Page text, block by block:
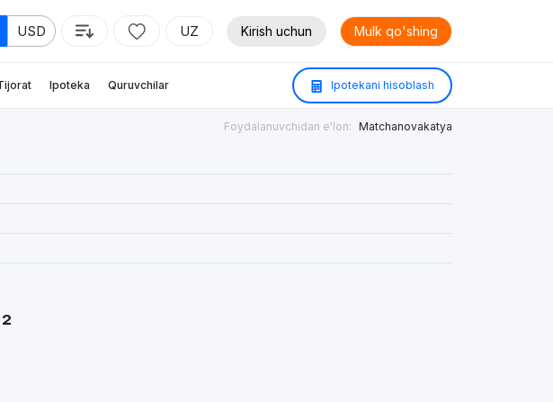
USD UZ Kirish uchun Mulk qo'shing
Ipoteka Quruvchilar Ipotekani hisoblash
Foydalanuvchidan e'lon: Matchanovakatya